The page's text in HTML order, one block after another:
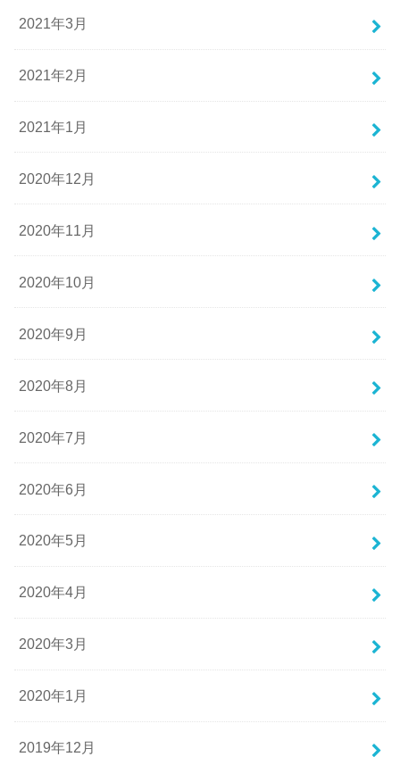
2021年3月
2021年2月
2021年1月
2020年12月
2020年11月
2020年10月
2020年9月
2020年8月
2020年7月
2020年6月
2020年5月
2020年4月
2020年3月
2020年1月
2019年12月